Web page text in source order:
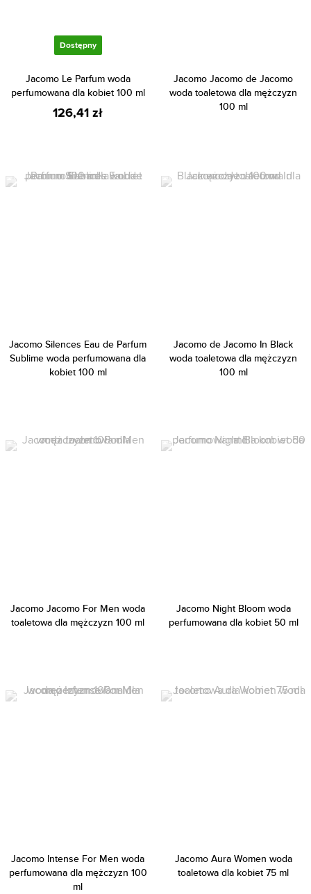
Dostępny
Jacomo Le Parfum woda
perfumowana dla kobiet 100 ml
126,41 zł
Jacomo Jacomo de Jacomo
woda toaletowa dla mężczyzn
100 ml
Jacomo Silences Eau de Parfum
Sublime woda perfumowana dla
kobiet 100 ml
Jacomo de Jacomo In Black
woda toaletowa dla mężczyzn
100 ml
Jacomo Jacomo For Men woda
toaletowa dla mężczyzn 100 ml
Jacomo Night Bloom woda
perfumowana dla kobiet 50 ml
Jacomo Intense For Men woda
perfumowana dla mężczyzn 100
ml
Jacomo Aura Women woda
toaletowa dla kobiet 75 ml